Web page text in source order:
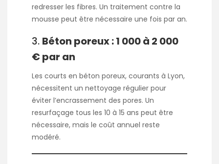
redresser les fibres. Un traitement contre la
mousse peut être nécessaire une fois par an.
3. Béton poreux : 1 000 à 2 000
€ par an
Les courts en béton poreux, courants à Lyon,
nécessitent un nettoyage régulier pour
éviter l’encrassement des pores. Un
resurfaçage tous les 10 à 15 ans peut être
nécessaire, mais le coût annuel reste
modéré.